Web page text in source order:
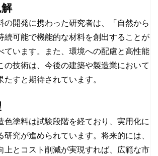
の開発に携わった研究者は、「自然から
続可能で機能的な材料を創出することが
ています。また、環境への配慮と高性能
の技術は、今後の建築や製造業において
すと期待されています。
色塗料は試験段階を経ており、実用化に
研究が進められています。将来的には、
上とコスト削減が実現すれば、広範な市